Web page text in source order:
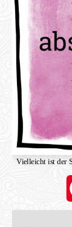
Vielleicht ist der